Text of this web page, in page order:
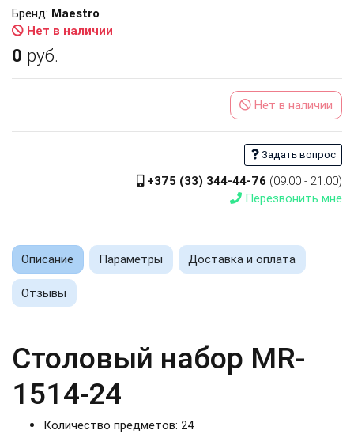
Нет в наличии
Бренд: Maestro
0 руб.
Нет в наличии
Задать вопрос
+375 (33) 344-44-76 (09:00 - 21:00)
Перезвонить мне
Описание Параметры Доставка и оплата
Отзывы
Столовый набор MR-
1514-24
Количество предметов: 24